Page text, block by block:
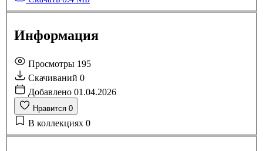
Информация
Просмотры 195
Скачиваний 0
Добавлено 01.04.2026
Нравится 0
В коллекциях 0